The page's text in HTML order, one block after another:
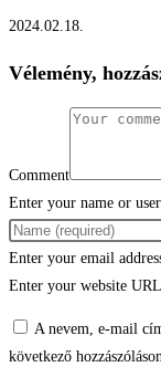
2024.02.18.
Vélemény,
Comment
Enter your name or
Enter your email
Enter your website
A nevem, e-mail
következő